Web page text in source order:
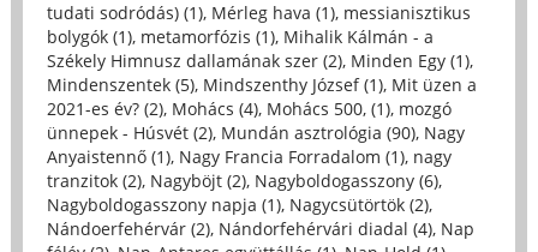
tudati sodródás) (1), Mérleg hava (1), messianisztikus
bolygók (1), metamorfózis (1), Mihalik Kálmán - a
Székely Himnusz dallamának szer (2), Minden Egy (1),
Mindenszentek (5), Mindszenthy József (1), Mit üzen a
2021-es év? (2), Mohács (4), Mohács 500, (1), mozgó
ünnepek - Húsvét (2), Mundán asztrológia (90), Nagy
Anyaistennő (1), Nagy Francia Forradalom (1), nagy
tranzitok (2), Nagyböjt (2), Nagyboldogasszony (6),
Nagyboldogasszony napja (1), Nagycsütörtök (2),
Nándoerfehérvár (2), Nándorfehérvári diadal (4), Nap